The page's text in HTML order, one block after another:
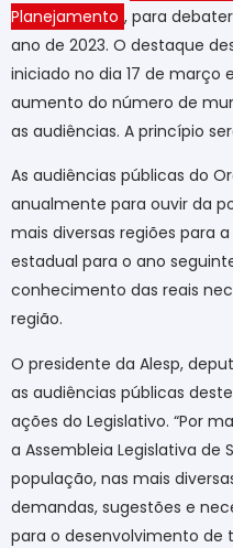
Planejamento , para
ano de 2023. O destaque
iniciado no dia 17 de março
aumento do número de
as audiências. A princípio
As audiências públicas do
anualmente para ouvir da
mais diversas regiões para
estadual para o ano
conhecimento das reais
região.
O presidente da Alesp,
as audiências públicas
ações do Legislativo. “Por
a Assembleia Legislativa de
população, nas mais
demandas, sugestões e
para o desenvolvimento de